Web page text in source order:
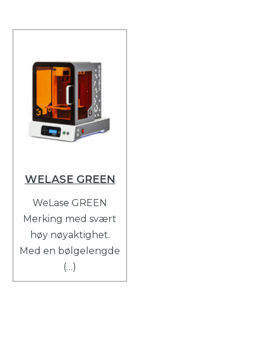
WELASE GREEN
WeLase GREEN
Merking med svært
høy nøyaktighet.
Med en bølgelengde
(…)